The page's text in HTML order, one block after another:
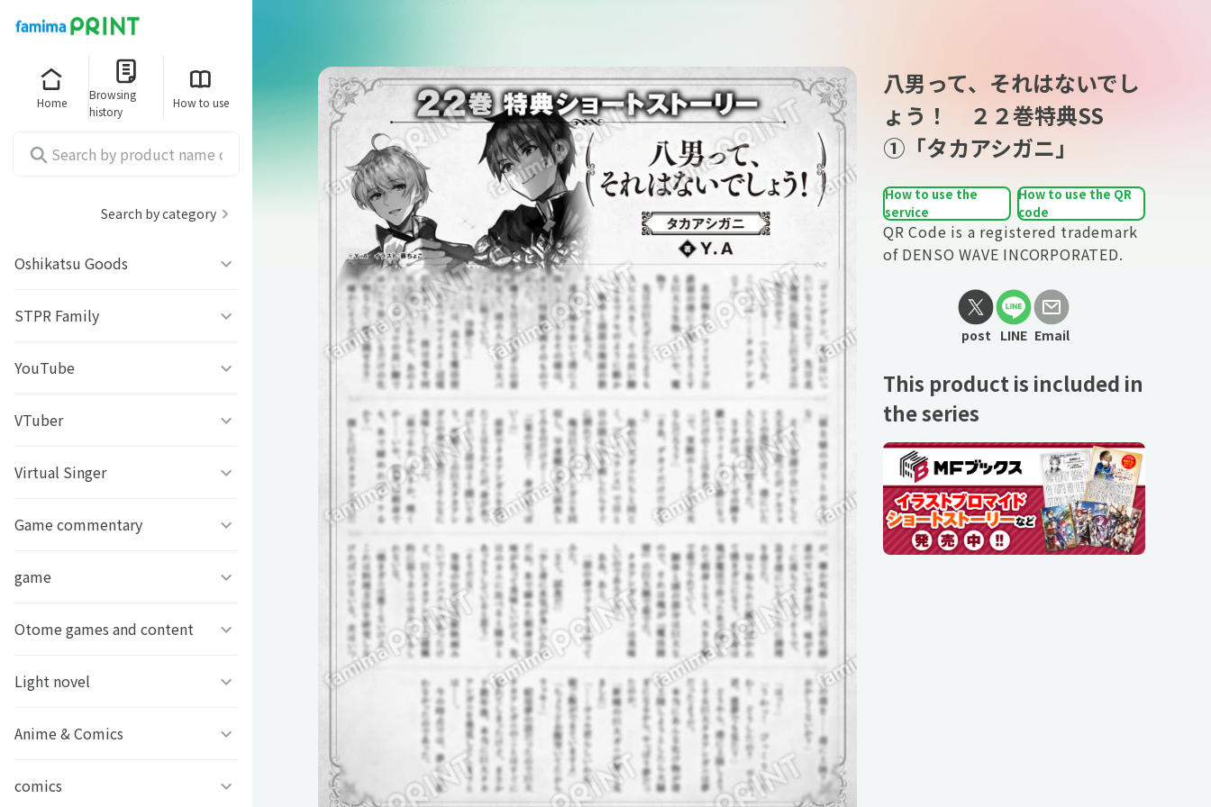
Home
Browsing
history
How to use
Search by category
Oshikatsu Goods
うちわシール
ファミッペ
うちわ背景
写真撮影背景
うちわ文字プリント
GIFUSHO 岐阜県立岐阜商
芸艸堂 推し祈願お守り
STPR Family
AMPTAKｘCOLORS
すとぷり
すにすて - SneakerStep
めておら - Meteorites -
騎士X - Knight X -
とぅるりぷ - True&Lip
YouTube
ねこほうチャンネル
ぼくたちのあそびば
ププ
豆柴富とのふたり暮らし
VTuber
VASE
クラーテイル
ななし学園 方言研究会
描乃EMOイラストシリーズ
Art Stone Entertainment
Virtual Singer
TOKYO6キャラクターズ
Game commentary
アマル
ストグラカップル
モノパスイーツフェス
game
フライハイトクラウディア
ゲームその他
アイドルデスゲームTV
原神
Otome games and content
Clock over ORQUESTA
ときめきメモリアル Girl’s
Light novel
ビーンズ文庫24周年
MFブックス
Anime & Comics
聖女の魔力は万能です
comics
八男って、それはないでし
ょう！ ２２巻特典SS
①「タカアシガニ」
How to use the
service
How to use the QR
code
QR Code is a registered trademark
of DENSO WAVE INCORPORATED.
post LINE Email
This product is included in
the series